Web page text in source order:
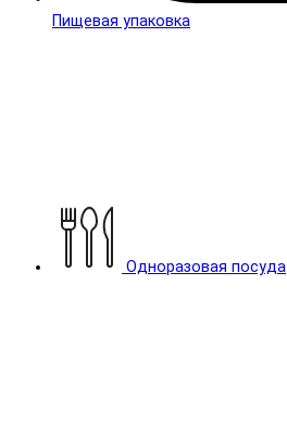
Пищевая упаковка
Одноразовая посуда